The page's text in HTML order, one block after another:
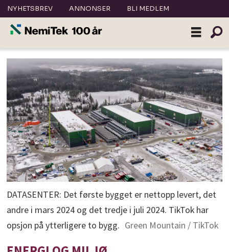
NYHETSBREV ANNONSER BLI MEDLEM
DATASENTER: Det første bygget er nettopp levert, det
andre i mars 2024 og det tredje i juli 2024. TikTok har
opsjon på ytterligere to bygg. Green Mountain / TikTok